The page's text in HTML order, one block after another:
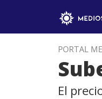
PORTAL
El